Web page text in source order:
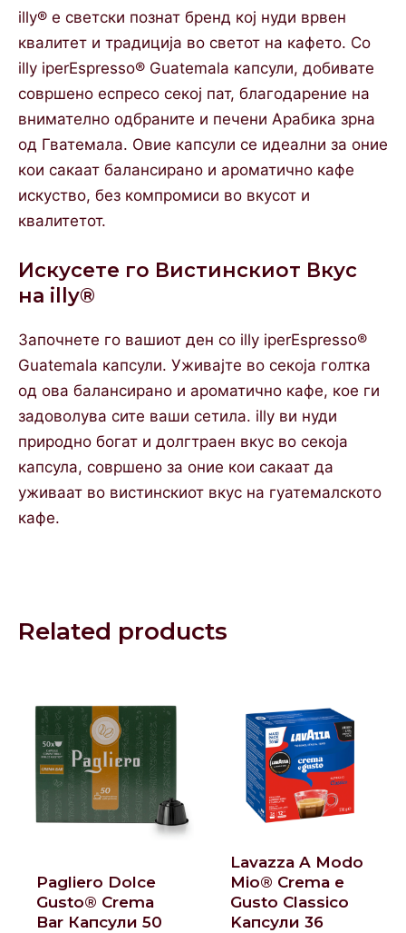
illy® е светски познат бренд кој нуди врвен
квалитет и традиција во светот на кафето. Со
illy iperEspresso® Guatemala капсули, добивате
совршено еспресо секој пат, благодарение на
внимателно одбраните и печени Арабика зрна
од Гватемала. Овие капсули се идеални за оние
кои сакаат балансирано и ароматично кафе
искуство, без компромиси во вкусот и
квалитетот.
Искусете го Вистинскиот Вкус
на illy®
Започнете го вашиот ден со illy iperEspresso®
Guatemala капсули. Уживајте во секоја голтка
од ова балансирано и ароматично кафе, кое ги
задоволува сите ваши сетила. illy ви нуди
природно богат и долгтраен вкус во секоја
капсула, совршено за оние кои сакаат да
уживаат во вистинскиот вкус на гуатемалското
кафе.
Related products
Pagliero Dolce
Gusto® Crema
Bar Капсули 50
Lavazza A Modo
Mio® Crema e
Gusto Classico
Kапсули 36